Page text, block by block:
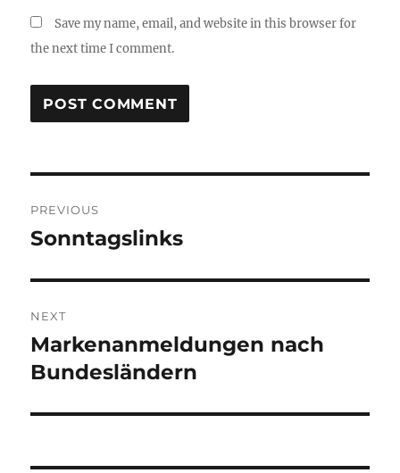
Save my name, email, and website in this browser for
the next time I comment.
navigation
PREVIOUS
Previous
Sonntagslinks
NEXT
Next
post:
Markenanmeldungen nach
Bundesländern